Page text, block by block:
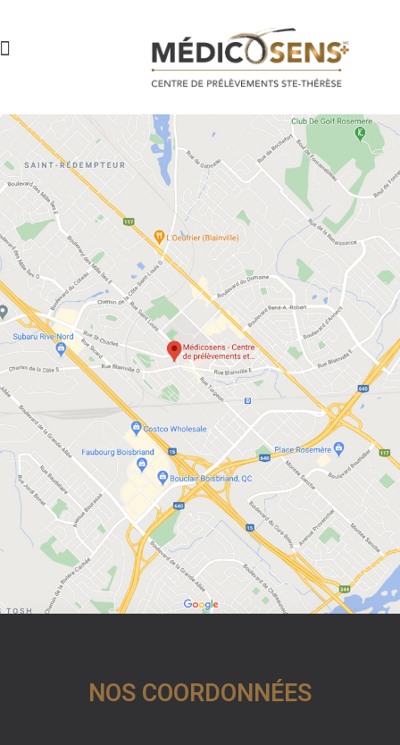
NOS COORDONNÉES